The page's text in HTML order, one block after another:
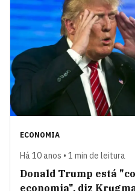
ECONOMIA
Há 10 anos • 1 min de leitura
Donald Trump está
economia", diz